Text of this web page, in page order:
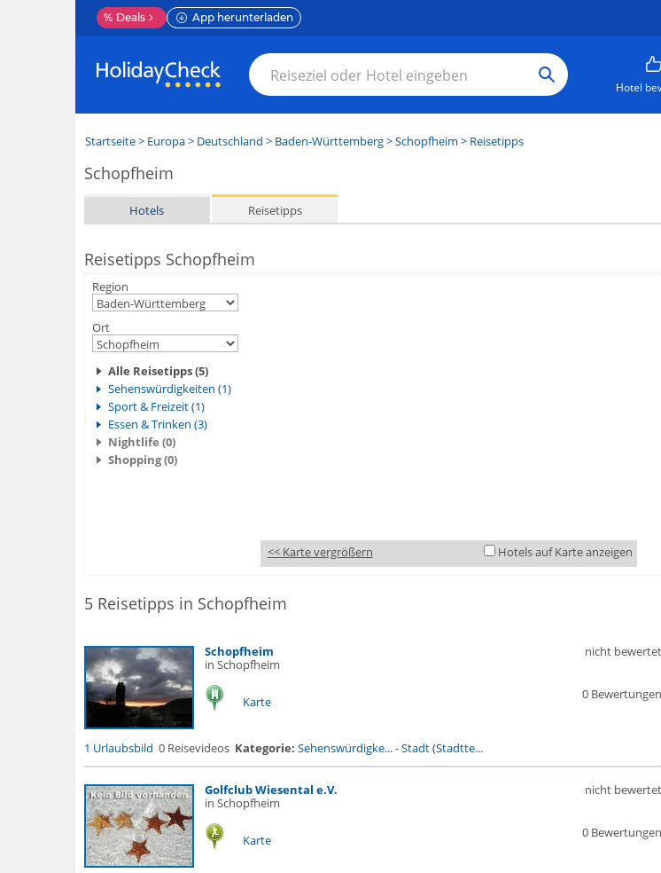
% Deals App herunterladen
Hotel
Startseite> Europa> Deutschland > Baden-Württemberg>Schopfheim > Reisetipps
Schopfheim
Hotels Reisetipps
Reisetipps Schopfheim
Region
Ort
Alle Reisetipps (5)
Sehenswürdigkeiten (1)
Sport & Freizeit (1)
Essen & Trinken (3)
Nightlife (0)
Shopping (0)
<< Karte vergrößern Hotels auf Karte anzeigen
5 Reisetipps in Schopfheim
Schopfheim
in Schopfheim
Karte 0 Bewertungen
nicht bewertet
1 Urlaubsbild 0 Reisevideos Kategorie: Sehenswürdigke...-Stadt (Stadtte...
Golfclub Wiesental e.V.
in Schopfheim
Karte 0 Bewertungen
nicht bewertet